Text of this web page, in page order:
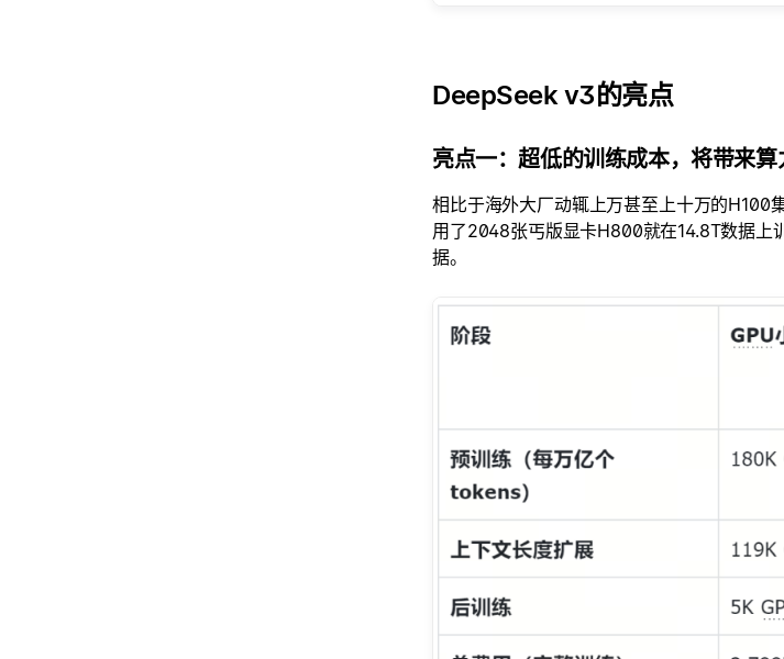
DeepSeek v3的亮点
亮点一：超低的训练成本，将带来
相比于海外大厂动辄上万甚至上十万的H100
用了2048张丐版显卡H800就在14.8T数据上
据。